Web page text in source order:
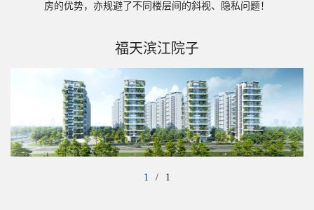
房的优势，亦规避了不同楼层间的斜视、隐私问题！
福天滨江院子
1 / 1